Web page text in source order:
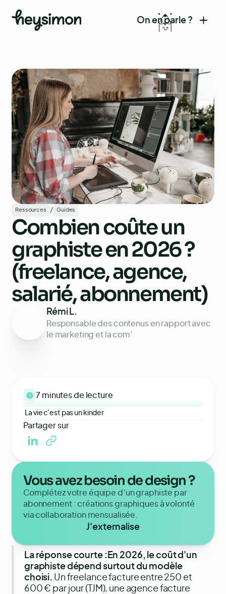
On en parle ?
Ressources / Guides
Combien coûte un
graphiste en 2026 ?
(freelance, agence,
salarié, abonnement)
Rémi L.
Responsable des contenus en rapport avec
le marketing et la com’
7 minutesde lecture
La vie c'est pas un kinder
Partager sur
Vous avez besoin de design ?
Complétez votre équipe d’un graphiste par
abonnement : créations graphiques à volonté
via collaboration mensualisée.
J'externalise
La réponse courte : En 2026, le coût d'un
graphiste dépend surtout du modèle
choisi. Un freelance facture entre 250 et
600 € par jour (TJM), une agence facture